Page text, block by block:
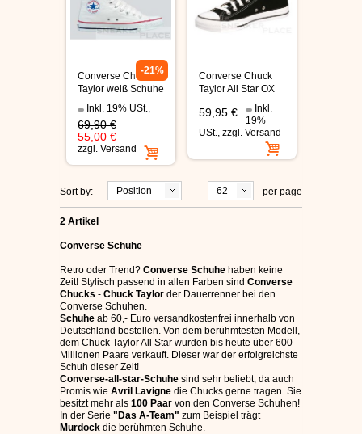
ÉS SCHUHE
SLIP ON
DVS SCHUHE
OSIRIS SKATERSCHUHE
ADIO
EMERICA SKATERSCHUHE
VANS SCHUHE
CONVERSE
C1RCA SKATERSCHUHE
HEELYS
Converse Chuck
Taylor weiß Schuhe
69,90 €
55,00 €
Inkl. 19% USt.
zzgl. Versand
-21%
Converse Chuck
Taylor All Star OX
59,95 €
Inkl.
19%
USt. zzgl. Versand
Sort by: Position 62 per page
2 Artikel
Converse Schuhe
Retro oder Trend? Converse Schuhe haben keine
Zeit! Stylisch passend in allen Farben sind Converse
Chucks - Chuck Taylor der Dauerrenner bei den
Converse Schuhen.
Schuhe ab 60,- Euro versandkostenfrei innerhalb von
Deutschland bestellen. Von dem berühmtesten Modell,
dem Chuck Taylor All Star wurden bis heute über 600
Millionen Paare verkauft. Dieser war der erfolgreichste
Schuh dieser Zeit!
Converse-all-star-Schuhe sind sehr beliebt, da auch
Promis wie Avril Lavigne die Chucks gerne tragen. Sie
besitzt mehr als 100 Paar von den Converse Schuhen!
In der Serie "Das A-Team" zum Beispiel trägt
Murdock die berühmten Schuhe.